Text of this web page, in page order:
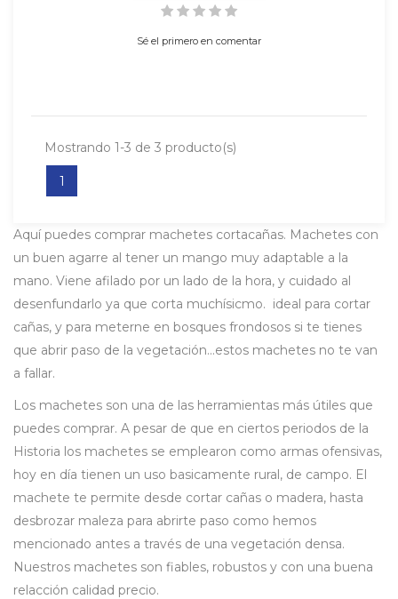
Sé el primero en comentar
Mostrando 1-3 de 3 producto(s)
1
Aquí puedes comprar machetes cortacañas. Machetes con
un buen agarre al tener un mango muy adaptable a la
mano. Viene afilado por un lado de la hora, y cuidado al
desenfundarlo ya que corta muchísicmo. ideal para cortar
cañas, y para meterne en bosques frondosos si te tienes
que abrir paso de la vegetación...estos machetes no te van
a fallar.
Los machetes son una de las herramientas más útiles que
puedes comprar. A pesar de que en ciertos periodos de la
Historia los machetes se emplearon como armas ofensivas,
hoy en día tienen un uso basicamente rural, de campo. El
machete te permite desde cortar cañas o madera, hasta
desbrozar maleza para abrirte paso como hemos
mencionado antes a través de una vegetación densa.
Nuestros machetes son fiables, robustos y con una buena
relacción calidad precio.